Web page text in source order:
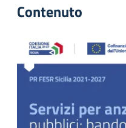
Contenuto